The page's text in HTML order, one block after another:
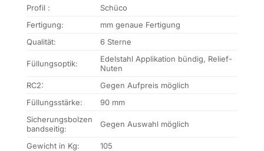
Profil :
Schüco
Fertigung:
mm genaue Fertigung
Qualität:
6 Sterne
Füllungsoptik:
Edelstahl Applikation bündig, Relief-
Nuten
RC2:
Gegen Aufpreis möglich
Füllungsstärke:
90 mm
Sicherungsbolzen
bandseitig:
Gegen Auswahl möglich
Gewicht in Kg:
105